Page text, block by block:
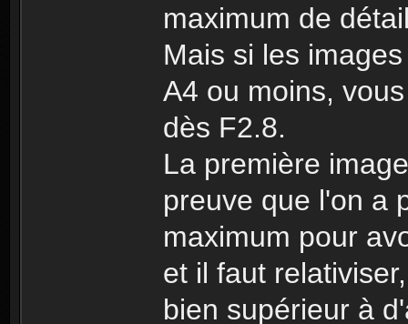
maximum de
Mais si les
A4 ou moins,
dès F2.8.
La première
preuve que l'on a
maximum pour
et il faut
bien supérieur à